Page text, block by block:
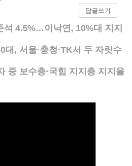
답글쓰기
석 4.5%…이낙연, 10%대 지지
대, 서울·충청·TK서 두 자릿수
중 보수층·국힘 지지층 지지율